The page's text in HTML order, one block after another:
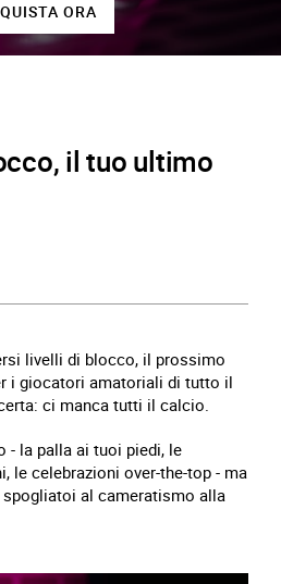
ORA
il tuo ultimo
livelli di blocco, il prossimo
i giocatori amatoriali di tutto il
ci manca tutti il calcio.
la palla ai tuoi piedi, le
le celebrazioni over-the-top - ma
al cameratismo alla